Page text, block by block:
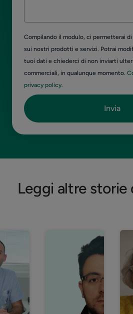
Compilando il modulo, ci permetterai
sui nostri prodotti e servizi. Potrai
tuoi dati e chiederci di non inviarti
commerciali, in qualunque momento.
privacy policy.
Leggi altre storie